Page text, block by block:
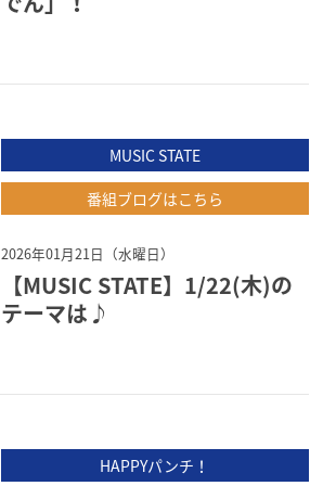
MUSIC STATE
番組ブログはこちら
2026年01月21日（水曜日）
【MUSIC STATE】1/22(木)の
テーマは♪
HAPPYパンチ！